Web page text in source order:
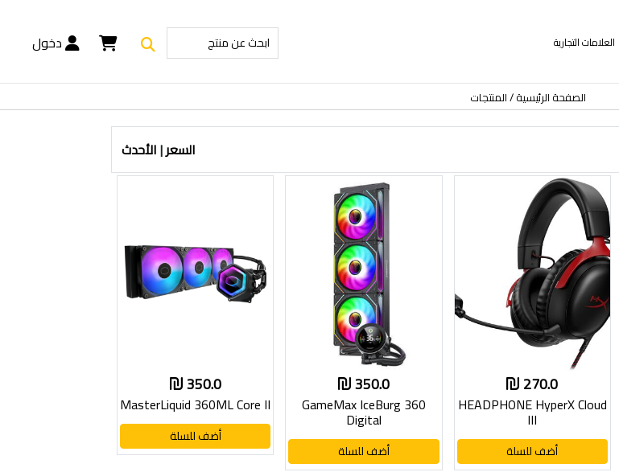
العلامات التجارية دخول
الصفحة الرئيسية المنتجات
السعر|الأحدث
270.0
HEADPHONE HyperX Cloud
III
أضف للسلة
350.0
GameMax IceBurg 360
Digital
أضف للسلة
350.0
MasterLiquid 360ML Core II
أضف للسلة